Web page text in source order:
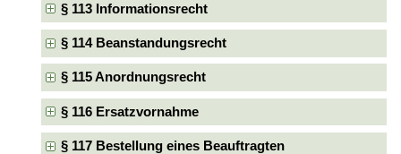
§ 113 Informationsrecht
§ 114 Beanstandungsrecht
§ 115 Anordnungsrecht
§ 116 Ersatzvornahme
§ 117 Bestellung eines Beauftragten